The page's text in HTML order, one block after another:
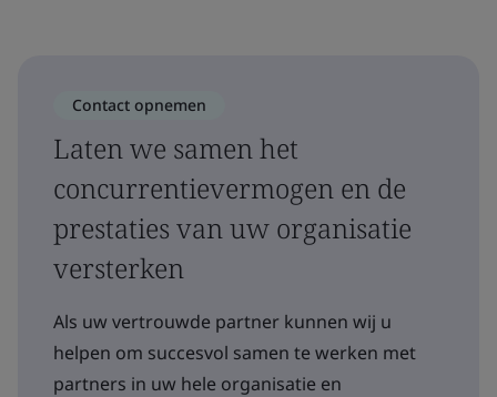
Contact opnemen
Laten we samen het
concurrentievermogen en de
prestaties van uw organisatie
versterken
Als uw vertrouwde partner kunnen wij u
helpen om succesvol samen te werken met
partners in uw hele organisatie en